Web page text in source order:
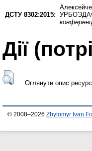
ДСТУ 8302:2015:
Дії
Оглянути опис
© 2008–2026 Zhytomyr Ivan